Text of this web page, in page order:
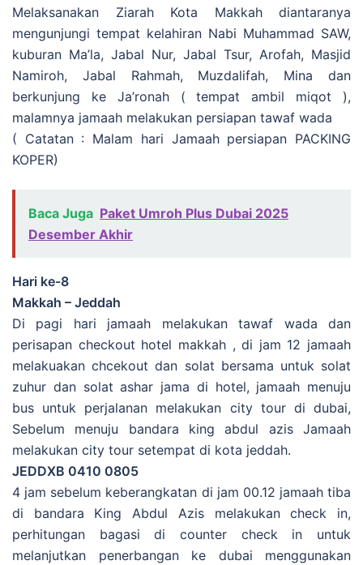
Melaksanakan Ziarah Kota Makkah diantaranya
mengunjungi tempat kelahiran Nabi Muhammad SAW,
kuburan Ma’la, Jabal Nur, Jabal Tsur, Arofah, Masjid
Namiroh, Jabal Rahmah, Muzdalifah, Mina dan
berkunjung ke Ja’ronah ( tempat ambil miqot ),
malamnya jamaah melakukan persiapan tawaf wada
( Catatan : Malam hari Jamaah persiapan PACKING
KOPER)
Baca Juga Paket Umroh Plus Dubai 2025
Desember Akhir
Hari ke-8
Makkah – Jeddah
Di pagi hari jamaah melakukan tawaf wada dan
perisapan checkout hotel makkah , di jam 12 jamaah
melakuakan chcekout dan solat bersama untuk solat
zuhur dan solat ashar jama di hotel, jamaah menuju
bus untuk perjalanan melakukan city tour di dubai,
Sebelum menuju bandara king abdul azis Jamaah
melakukan city tour setempat di kota jeddah.
JEDDXB 0410 0805
4 jam sebelum keberangkatan di jam 00.12 jamaah tiba
di bandara King Abdul Azis melakukan check in,
perhitungan bagasi di counter check in untuk
melanjutkan penerbangan ke dubai menggunakan